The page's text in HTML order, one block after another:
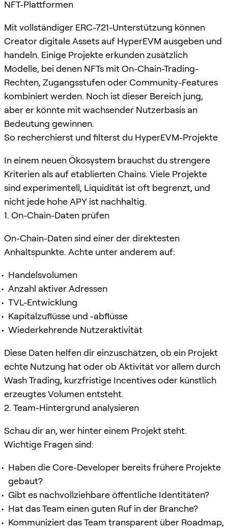
NFT-Plattformen
Mit vollständiger ERC-721-Unterstützung können
Creator digitale Assets auf HyperEVM ausgeben und
handeln. Einige Projekte erkunden zusätzlich
Modelle, bei denen NFTs mit On-Chain-Trading-
Rechten, Zugangsstufen oder Community-Features
kombiniert werden. Noch ist dieser Bereich jung,
aber er könnte mit wachsender Nutzerbasis an
Bedeutung gewinnen.
So recherchierst und filterst du HyperEVM-Projekte
In einem neuen Ökosystem brauchst du strengere
Kriterien als auf etablierten Chains. Viele Projekte
sind experimentell, Liquidität ist oft begrenzt, und
nicht jede hohe APY ist nachhaltig.
1. On-Chain-Daten prüfen
On-Chain-Daten sind einer der direktesten
Anhaltspunkte. Achte unter anderem auf:
Handelsvolumen
Anzahl aktiver Adressen
TVL-Entwicklung
Kapitalzuflüsse und -abflüsse
Wiederkehrende Nutzeraktivität
Diese Daten helfen dir einzuschätzen, ob ein Projekt
echte Nutzung hat oder ob Aktivität vor allem durch
Wash Trading, kurzfristige Incentives oder künstlich
erzeugtes Volumen entsteht.
2. Team-Hintergrund analysieren
Schau dir an, wer hinter einem Projekt steht.
Wichtige Fragen sind:
Haben die Core-Developer bereits frühere Projekte
gebaut?
Gibt es nachvollziehbare öffentliche Identitäten?
Hat das Team einen guten Ruf in der Branche?
Kommuniziert das Team transparent über Roadmap,